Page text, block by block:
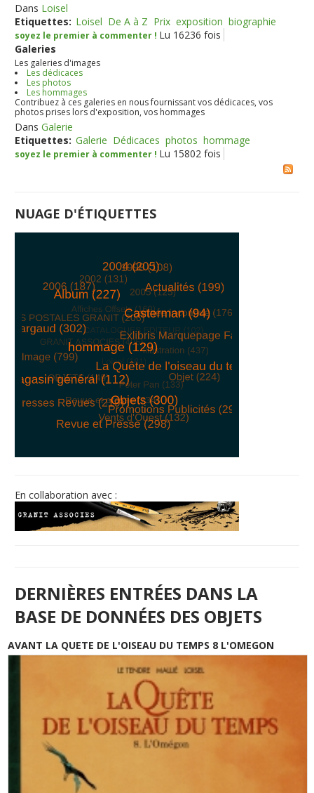
Dans Loisel
Etiquettes: Loisel De A à Z Prix exposition biographie
soyez le premier à commenter ! Lu 16236 fois
Galeries
Les galeries d'images
Les dédicaces
Les photos
Les hommages
Contribuez à ces galeries en nous fournissant vos dédicaces, vos
photos prises lors d'exposition, vos hommages
DansGalerie
Etiquettes: Galerie Dédicaces photos hommage
soyez le premier à commenter ! Lu 15802 fois
NUAGE D'ÉTIQUETTES
En collaboration avec :
DERNIÈRES ENTRÉES DANS LA
BASE DE DONNÉES DES OBJETS
AVANT LA QUETE DE L'OISEAU DU TEMPS 8 L'OMEGON